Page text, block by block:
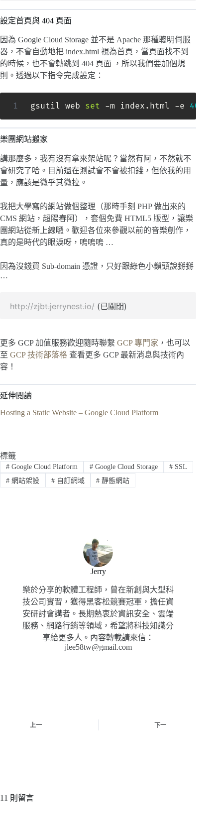
設定首頁與 404 頁面
因為 Google Cloud Storage 並不是 Apache 那種聰明伺服
器，不會自動地把 index.html 視為首頁，當頁面找不到
的時候，也不會轉跳到 404 頁面 ，所以我們要加個規
則。透過以下指令完成設定：
gsutil web set -m index.html -e 404
樂團網站搬家
講那麼多，我有沒有拿來架站呢？當然有阿，不然就不
會研究了哈。目前還在測試會不會被扣錢，但依我的用
量，應該是微乎其微拉。
我把大學寫的網站做個整理（那時手刻 PHP 做出來的
CMS 網站，超陽春阿），套個免費 HTML5 版型，讓樂
團網站從新上線囉。歡迎各位來參觀以前的音樂創作，
真的是時代的眼淚呀，嗚嗚嗚 …
因為沒錢買 Sub-domain 憑證，只好跟綠色小鎖頭說掰掰
…
http://zjbt.jerrynest.io/ (已關閉)
更多 GCP 加值服務歡迎隨時聯繫 GCP 專門家 ，也可以
至 GCP 技術部落格 查看更多 GCP 最新消息與技術內
容！
延伸閱讀
Hosting a Static Website – Google Cloud Platform
標籤
#Google Cloud Platform #Google Cloud Storage # SSL
#網站架設 #自訂網域 # 靜態網站
Jerry
樂於分享的軟體工程師，曾在新創與大型科
技公司實習，獲得黑客松競賽冠軍，擔任資
安研討會講者。長期熱衷於資訊安全、雲端
服務、網路行銷等領域，希望將科技知識分
享給更多人。內容轉載請來信：
jlee58tw@gmail.com
上一 下一
11 則留言